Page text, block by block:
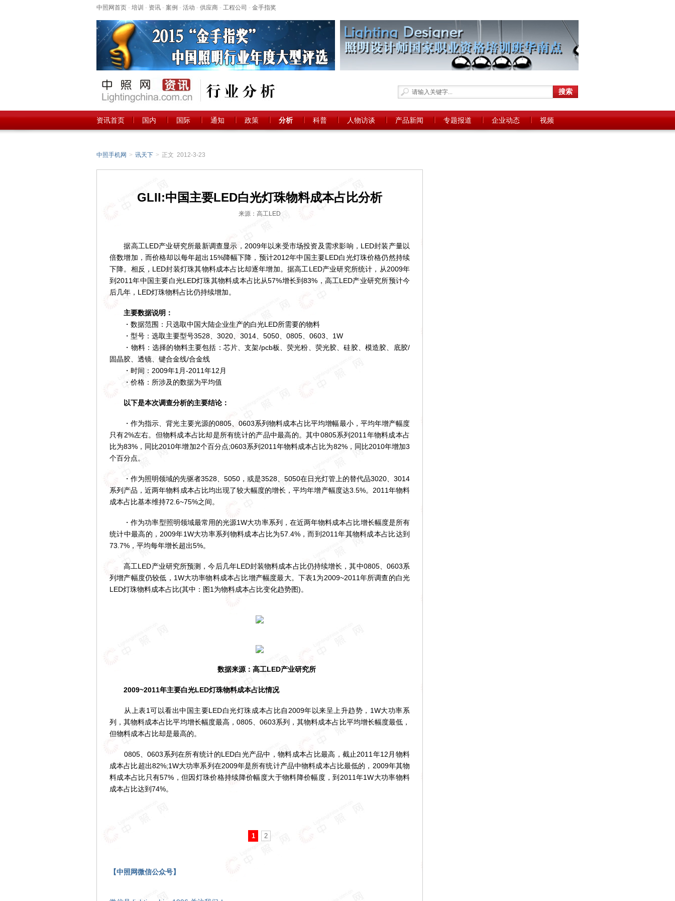
中照网首页 - 培训 - 资讯 - 案例 - 活动 - 供应商 - 工程公司 - 金手指奖
资讯首页 国内 国际 通知 政策 分析 科普 人物访谈 产品新闻 专题报道 企业动态 视频
中照手机网 > 讯天下 > 正文 2012-3-23
GLII:中国主要LED白光灯珠物料成本占比分析
来源：高工LED
据高工LED产业研究所最新调查显示，2009年以来受市场投资及需求影响，LED封装产量以
倍数增加，而价格却以每年超出15%降幅下降，预计2012年中国主要LED白光灯珠价格仍然持续
下降。相反，LED封装灯珠其物料成本占比却逐年增加。据高工LED产业研究所统计，从2009年
到2011年中国主要白光LED灯珠其物料成本占比从57%增长到83%，高工LED产业研究所预计今
后几年，LED灯珠物料占比仍持续增加。
主要数据说明：
・数据范围：只选取中国大陆企业生产的白光LED所需要的物料
・型号：选取主要型号3528、3020、3014、5050、0805、0603、1W
・物料：选择的物料主要包括：芯片、支架/pcb板、荧光粉、荧光胶、硅胶、模造胶、底胶/
固晶胶、透镜、键合金线/合金线
・时间：2009年1月-2011年12月
・价格：所涉及的数据为平均值
以下是本次调查分析的主要结论：
・作为指示、背光主要光源的0805、0603系列物料成本占比平均增幅最小，平均年增产幅度
只有2%左右。但物料成本占比却是所有统计的产品中最高的。其中0805系列2011年物料成本占
比为83%，同比2010年增加2个百分点;0603系列2011年物料成本占比为82%，同比2010年增加3
个百分点。
・作为照明领域的先驱者3528、5050，或是3528、5050在日光灯管上的替代品3020、3014
系列产品，近两年物料成本占比均出现了较大幅度的增长，平均年增产幅度达3.5%。2011年物料
成本占比基本维持72.6~75%之间。
・作为功率型照明领域最常用的光源1W大功率系列，在近两年物料成本占比增长幅度是所有
统计中最高的，2009年1W大功率系列物料成本占比为57.4%，而到2011年其物料成本占比达到
73.7%，平均每年增长超出5%。
高工LED产业研究所预测，今后几年LED封装物料成本占比仍持续增长，其中0805、0603系
列增产幅度仍较低，1W大功率物料成本占比增产幅度最大。下表1为2009~2011年所调查的白光
LED灯珠物料成本占比(其中：图1为物料成本占比变化趋势图)。
数据来源：高工LED产业研究所
2009~2011年主要白光LED灯珠物料成本占比情况
从上表1可以看出中国主要LED白光灯珠成本占比自2009年以来呈上升趋势，1W大功率系
列，其物料成本占比平均增长幅度最高，0805、0603系列，其物料成本占比平均增长幅度最低，
但物料成本占比却是最高的。
0805、0603系列在所有统计的LED白光产品中，物料成本占比最高，截止2011年12月物料
成本占比超出82%;1W大功率系列在2009年是所有统计产品中物料成本占比最低的，2009年其物
料成本占比只有57%，但因灯珠价格持续降价幅度大于物料降价幅度，到2011年1W大功率物料
成本占比达到74%。
1 2
【中照网微信公众号】